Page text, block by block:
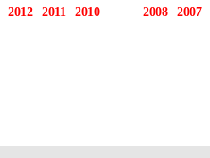
2012 2011 2010 2008 2007